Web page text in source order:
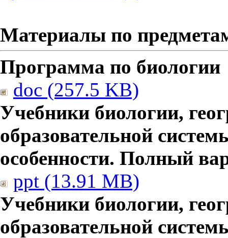
Материалы по
Программа по биологии
doc (257.5 KB)
Учебники биологии,
образовательной
особенности. Полный
ppt (13.91 MB)
Учебники биологии,
образовательной